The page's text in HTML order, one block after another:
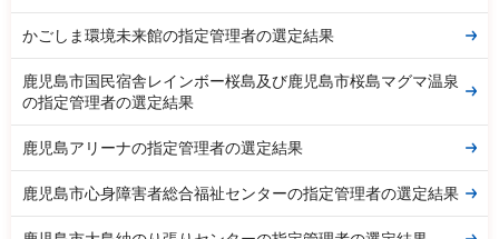
かごしま環境未来館の指定管理者の選定結果
鹿児島市国民宿舎レインボー桜島及び鹿児島市桜島マグマ温泉
の指定管理者の選定結果
鹿児島アリーナの指定管理者の選定結果
鹿児島市心身障害者総合福祉センターの指定管理者の選定結果